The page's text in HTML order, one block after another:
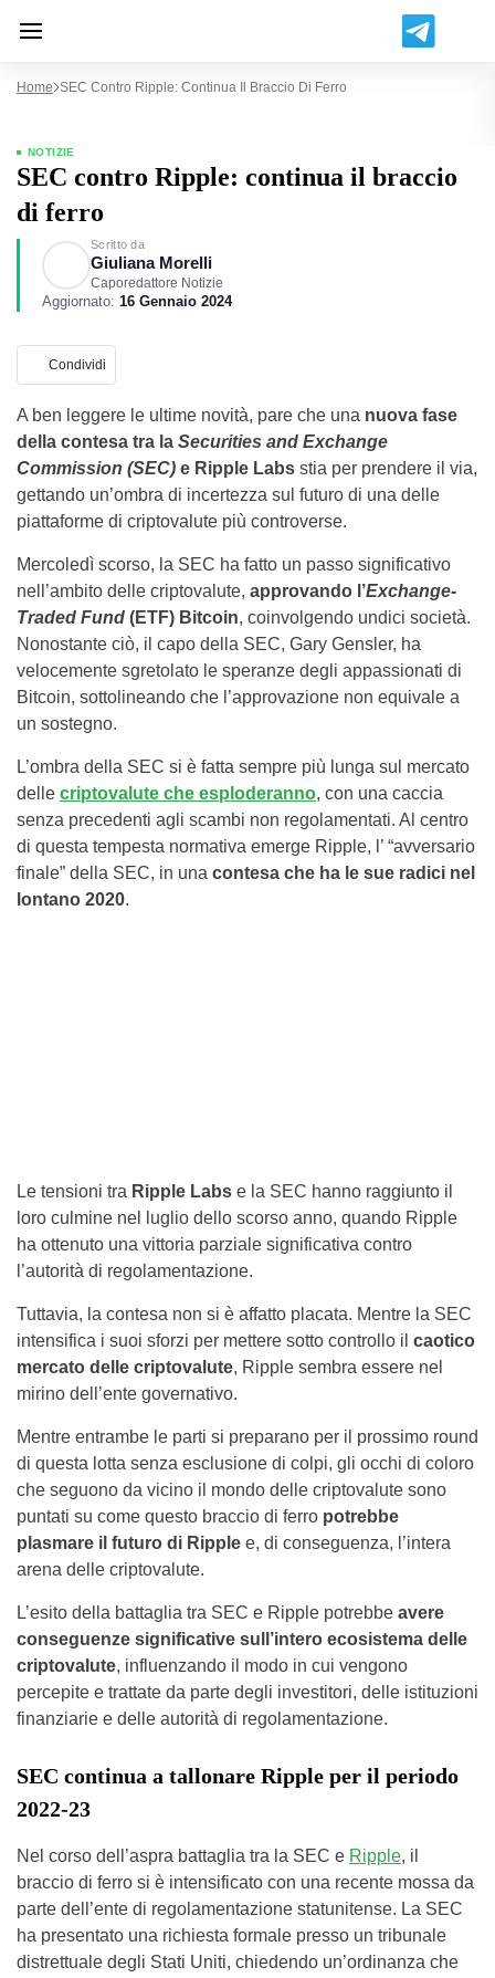
Home SEC Contro Ripple: Continua Il Braccio Di Ferro
NOTIZIE
SEC contro Ripple: continua il braccio
di ferro
Scritto da
Giuliana Morelli
Caporedattore Notizie
Aggiornato: 16 Gennaio 2024
Condividi
A ben leggere le ultime novità, pare che una nuova fase
della contesa tra la Securities and Exchange
Commission (SEC) e Ripple Labs stia per prendere il via,
gettando un’ombra di incertezza sul futuro di una delle
piattaforme di criptovalute più controverse.
Mercoledì scorso, la SEC ha fatto un passo significativo
nell’ambito delle criptovalute, approvando l’Exchange-
Traded Fund (ETF) Bitcoin, coinvolgendo undici società.
Nonostante ciò, il capo della SEC, Gary Gensler, ha
velocemente sgretolato le speranze degli appassionati di
Bitcoin, sottolineando che l’approvazione non equivale a
un sostegno.
L’ombra della SEC si è fatta sempre più lunga sul mercato
delle criptovalute che esploderanno, con una caccia
senza precedenti agli scambi non regolamentati. Al centro
di questa tempesta normativa emerge Ripple, l’ “avversario
finale” della SEC, in una contesa che ha le sue radici nel
lontano 2020.
Le tensioni tra Ripple Labs e la SEC hanno raggiunto il
loro culmine nel luglio dello scorso anno, quando Ripple
ha ottenuto una vittoria parziale significativa contro
l’autorità di regolamentazione.
Tuttavia, la contesa non si è affatto placata. Mentre la SEC
intensifica i suoi sforzi per mettere sotto controllo il caotico
mercato delle criptovalute, Ripple sembra essere nel
mirino dell’ente governativo.
Mentre entrambe le parti si preparano per il prossimo round
di questa lotta senza esclusione di colpi, gli occhi di coloro
che seguono da vicino il mondo delle criptovalute sono
puntati su come questo braccio di ferro potrebbe
plasmare il futuro di Ripple e, di conseguenza, l’intera
arena delle criptovalute.
L’esito della battaglia tra SEC e Ripple potrebbe avere
conseguenze significative sull’intero ecosistema delle
criptovalute, influenzando il modo in cui vengono
percepite e trattate da parte degli investitori, delle istituzioni
finanziarie e delle autorità di regolamentazione.
SEC continua a tallonare Ripple per il periodo
2022-23
Nel corso dell’aspra battaglia tra la SEC e Ripple, il
braccio di ferro si è intensificato con una recente mossa da
parte dell’ente di regolamentazione statunitense. La SEC
ha presentato una richiesta formale presso un tribunale
distrettuale degli Stati Uniti, chiedendo un’ordinanza che